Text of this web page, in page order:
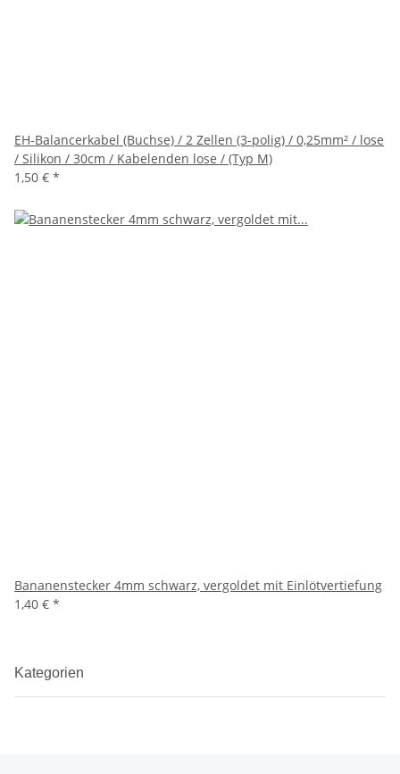
EH-Balancerkabel (Buchse) / 2 Zellen (3-polig) / 0,25mm² / lose
/ Silikon / 30cm / Kabelenden lose / (Typ M)
1,50 € *
Bananenstecker 4mm schwarz, vergoldet mit Einlötvertiefung
1,40 € *
Kategorien